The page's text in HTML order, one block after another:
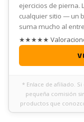
ejercicios de pierna.
cualquier sitio — un
suma mucho al
★★★★★
* Enlace de afiliado.
pequeña comisión
productos que